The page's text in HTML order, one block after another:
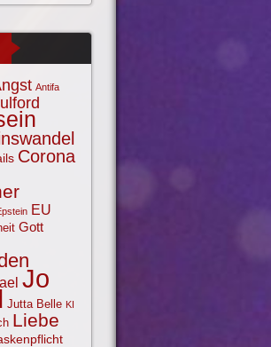
Antifa
Corona
EU
Gott
Jo
Jutta Belle KI
Liebe